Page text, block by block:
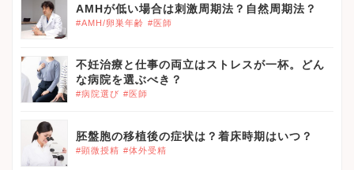
AMHが低い場合は刺激周期法？自然周期法？
#AMH/卵巣年齢 #医師
不妊治療と仕事の両立はストレスが一杯。どん
な病院を選ぶべき？
#病院選び #医師
胚盤胞の移植後の症状は？着床時期はいつ？
#顕微授精 #体外受精